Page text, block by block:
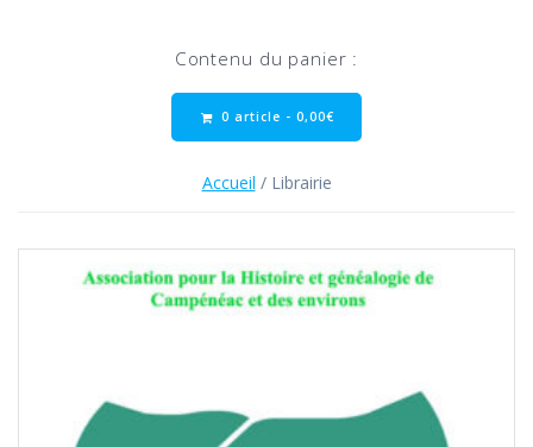
Contenu du panier :
0 article - 0,00€
Accueil / Librairie